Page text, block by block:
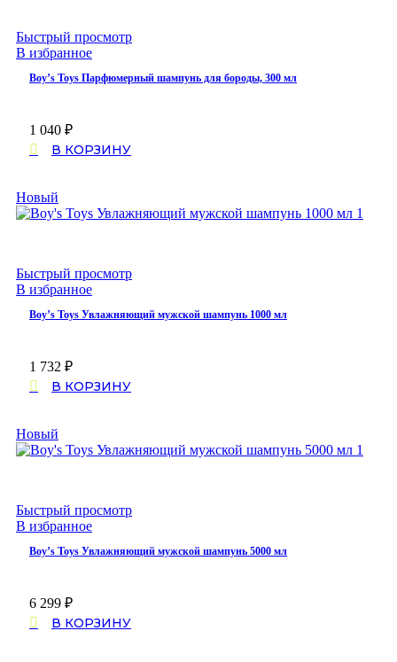
Быстрый просмотр
В избранное
Boy’s Toys Парфюмерный шампунь для бороды, 300 мл
1 040 ₽
В КОРЗИНУ
Новый
Быстрый просмотр
В избранное
Boy’s Toys Увлажняющий мужской шампунь 1000 мл
1 732 ₽
В КОРЗИНУ
Новый
Быстрый просмотр
В избранное
Boy’s Toys Увлажняющий мужской шампунь 5000 мл
6 299 ₽
В КОРЗИНУ